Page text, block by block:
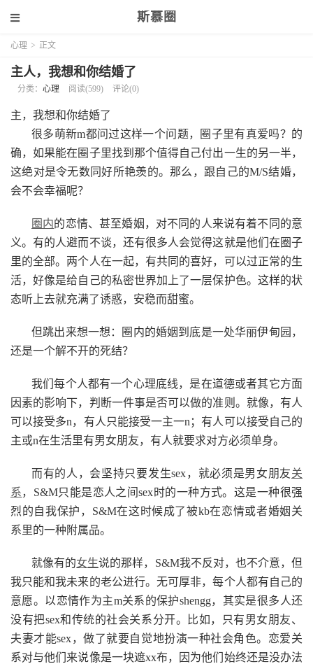
斯慕圈
心理 > 正文
主人，我想和你结婚了
分类： 心理 阅读(599) 评论(0)
主，我想和你结婚了
很多萌新m都问过这样一个问题，圈子里有真爱吗？的
确，如果能在圈子里找到那个值得自己付出一生的另一半，
这绝对是令无数同好所艳羡的。那么，跟自己的M/S结婚，
会不会幸福呢？
圈内的恋情、甚至婚姻，对不同的人来说有着不同的意
义。有的人避而不谈，还有很多人会觉得这就是他们在圈子
里的全部。两个人在一起，有共同的喜好，可以过正常的生
活，好像是给自己的私密世界加上了一层保护色。这样的状
态听上去就充满了诱惑，安稳而甜蜜。
但跳出来想一想：圈内的婚姻到底是一处华丽伊甸园，
还是一个解不开的死结？
我们每个人都有一个心理底线，是在道德或者其它方面
因素的影响下，判断一件事是否可以做的准则。就像，有人
可以接受多n，有人只能接受一主一n；有人可以接受自己的
主或n在生活里有男女朋友，有人就要求对方必须单身。
而有的人，会坚持只要发生sex，就必须是男女朋友关
系，S&M只能是恋人之间sex时的一种方式。这是一种很强
烈的自我保护，S&M在这时候成了被kb在恋情或者婚姻关
系里的一种附属品。
就像有的女生说的那样，S&M我不反对，也不介意，但
我只能和我未来的老公进行。无可厚非，每个人都有自己的
意愿。以恋情作为主m关系的保护shengg，其实是很多人还
没有把sex和传统的社会关系分开。比如，只有男女朋友、
夫妻才能sex，做了就要自觉地扮演一种社会角色。恋爱关
系对与他们来说像是一块遮xx布，因为他们始终还是没办法